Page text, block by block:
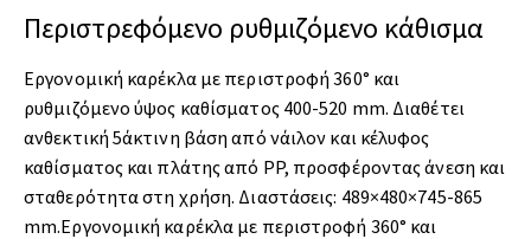
Περιστρεφόμενο ρυθμιζόμενο κάθισμα
Εργονομική καρέκλα με περιστροφή 360° και
ρυθμιζόμενο ύψος καθίσματος 400-520 mm. Διαθέτει
ανθεκτική 5άκτινη βάση από νάιλον και κέλυφος
καθίσματος και πλάτης από PP, προσφέροντας άνεση και
σταθερότητα στη χρήση. Διαστάσεις: 489×480×745-865
mm.Εργονομική καρέκλα με περιστροφή 360° και